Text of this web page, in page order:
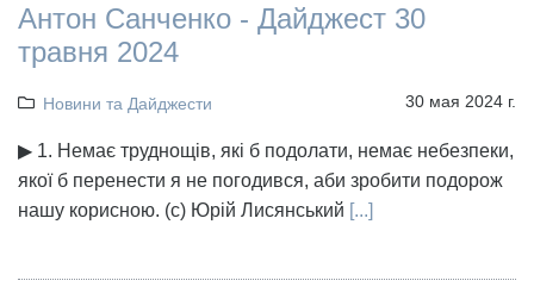
Антон Санченко - Дайджест 30
травня 2024
Новини та Дайджести 30 мая 2024 г.
▶ 1. Немає труднощів, які б подолати, немає небезпеки,
якої б перенести я не погодився, аби зробити подорож
нашу корисною. (с) Юрій Лисянський [...]